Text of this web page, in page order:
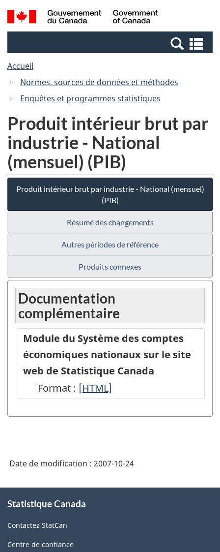
Passer
au
Passer
à
Canada
Recherche
et
et
Accueil
Normes, sources de données et méthodes
Enquêtes et programmes statistiques
Produit intérieur brut par
industrie - National
(mensuel) (PIB)
Produit intérieur brut par industrie - National (mensuel)
(PIB)
Résumé des changements
Autres périodes de référence
Produits connexes
Documentation
complémentaire
Module du Système des comptes
économiques nationaux sur le site
web de Statistique Canada
Format : Module
Système
économiques
nationaux
sur
[HTML]
Date de modification : 2007-10-24
propos
ce
site
Statistique Canada
Contactez StatCan
Centre de confiance